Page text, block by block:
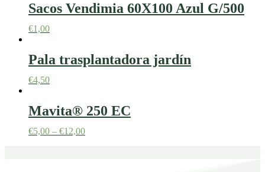
Sacos Vendimia 60X100 Azul G/500
€1,00
Pala trasplantadora jardín
€4,50
Mavita® 250 EC
€5,00 – €12,00